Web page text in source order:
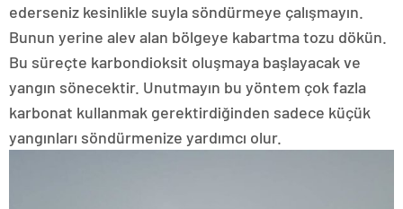
ederseniz kesinlikle suyla söndürmeye çalışmayın.
Bunun yerine alev alan bölgeye kabartma tozu dökün.
Bu süreçte karbondioksit oluşmaya başlayacak ve
yangın sönecektir. Unutmayın bu yöntem çok fazla
karbonat kullanmak gerektirdiğinden sadece küçük
yangınları söndürmenize yardımcı olur.